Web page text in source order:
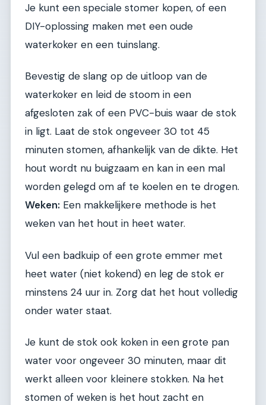
Je kunt een speciale stomer kopen, of een
DIY-oplossing maken met een oude
waterkoker en een tuinslang.
Bevestig de slang op de uitloop van de
waterkoker en leid de stoom in een
afgesloten zak of een PVC-buis waar de stok
in ligt. Laat de stok ongeveer 30 tot 45
minuten stomen, afhankelijk van de dikte. Het
hout wordt nu buigzaam en kan in een mal
worden gelegd om af te koelen en te drogen.
Weken: Een makkelijkere methode is het
weken van het hout in heet water.
Vul een badkuip of een grote emmer met
heet water (niet kokend) en leg de stok er
minstens 24 uur in. Zorg dat het hout volledig
onder water staat.
Je kunt de stok ook koken in een grote pan
water voor ongeveer 30 minuten, maar dit
werkt alleen voor kleinere stokken. Na het
stomen of weken is het hout zacht en